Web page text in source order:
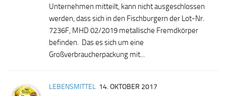
Unternehmen mitteilt, kann nicht ausgeschlossen
werden, dass sich in den Fischburgern der Lot-Nr.
7236F, MHD 02/2019 metallische Fremdkörper
befinden. Das es sich um eine
Großverbraucherpackung mit...
LEBENSMITTEL 14. OKTOBER 2017